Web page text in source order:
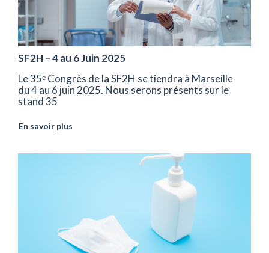
SF2H – 4 au 6 Juin 2025
Le 35ᵉ Congrès de la SF2H se tiendra à Marseille
du 4 au 6 juin 2025. Nous serons présents sur le
stand 35
En savoir plus